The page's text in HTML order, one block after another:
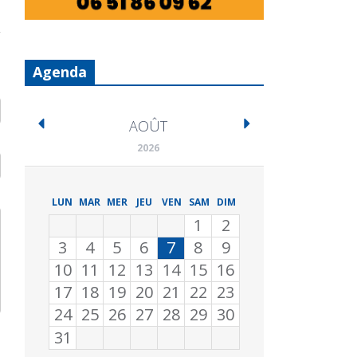
Agenda
AOÛT
2026
LUN MAR MER JEU VEN SAM DIM
1
2
3
4 5 6 7 8
9
10 11 12 13 14 15 16
17 18 19 20 21 22 23
24 25 26 27 28 29 30
31